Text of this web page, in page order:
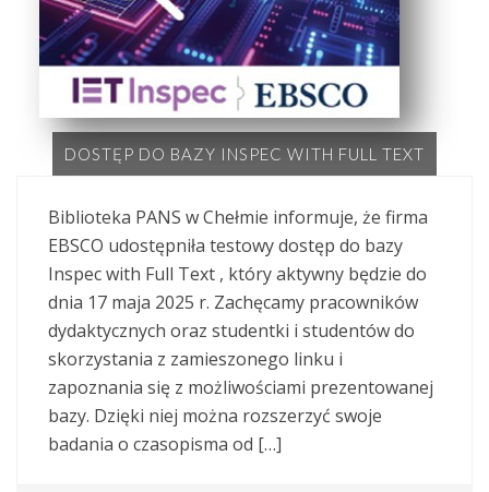
DOSTĘP DO BAZY INSPEC WITH FULL TEXT
Biblioteka PANS w Chełmie informuje, że firma
EBSCO udostępniła testowy dostęp do bazy
Inspec with Full Text , który aktywny będzie do
dnia 17 maja 2025 r. Zachęcamy pracowników
dydaktycznych oraz studentki i studentów do
skorzystania z zamieszonego linku i
zapoznania się z możliwościami prezentowanej
bazy. Dzięki niej można rozszerzyć swoje
badania o czasopisma od […]